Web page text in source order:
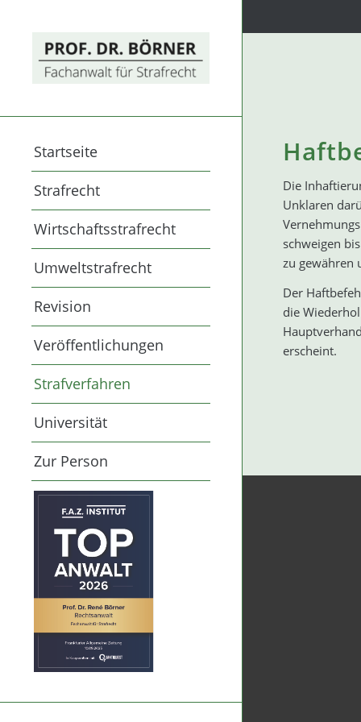
Startseite
Strafrecht
Wirtschaftsstrafrecht
Umweltstrafrecht
Revision
Veröffentlichungen
Strafverfahren
Universität
Zur Person
Die
Unklaren
schweigen
zu gewähren
Der
die
erscheint.